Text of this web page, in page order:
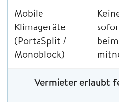
Mobile
Klimageräte
(PortaSplit /
Monoblock)
Vermieter erlaubt